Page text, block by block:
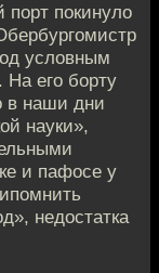
порт покинуло
условным
его борту
в наши дни
науки»,
и пафосе у
недостатка